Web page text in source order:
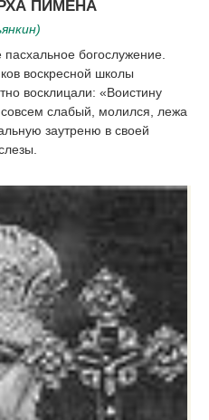
ПИМЕНА
богослужение.
воскресной школы
восклицали: «Воистину
слабый, молился, лежа
заутреню в своей